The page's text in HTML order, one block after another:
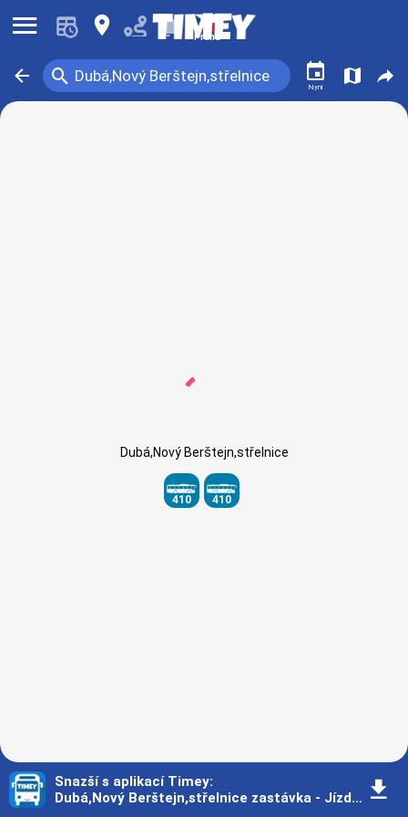
󰍜 󰍎 󰂚 Praha
󰁍 Dubá,Nový Berštejn,střelnice
󰍉 󰃭
Nyní
󰍍 󰒖
Dubá,Nový Berštejn,střelnice
410 410
Snazší s aplikací Timey:
Dubá,Nový Berštejn,střelnice zastávka - Jízdní řád - Praha 󰇚